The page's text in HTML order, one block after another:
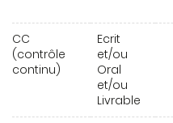
CC
(contrôle
continu)
Ecrit
et/ou
Oral
et/ou
Livrable